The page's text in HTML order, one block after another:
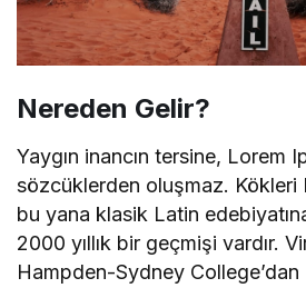
Nereden Gelir?
Yaygın inancın tersine, Lorem
sözcüklerden oluşmaz. Kökleri
bu yana klasik Latin
2000 yıllık bir geçmişi vardır.
Hampden-Sydney